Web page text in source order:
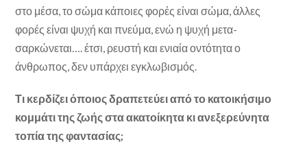
στο μέσα, το σώμα κάποιες φορές είναι σώμα, άλλες
φορές είναι ψυχή και πνεύμα, ενώ η ψυχή μετα-
σαρκώνεται…. έτσι, ρευστή και ενιαία οντότητα ο
άνθρωπος, δεν υπάρχει εγκλωβισμός.
Τι κερδίζει όποιος δραπετεύει από το κατοικήσιμο
κομμάτι της ζωής στα ακατοίκητα κι ανεξερεύνητα
τοπία της φαντασίας;